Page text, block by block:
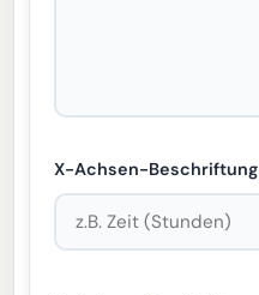
X-Achsen-Beschriftung